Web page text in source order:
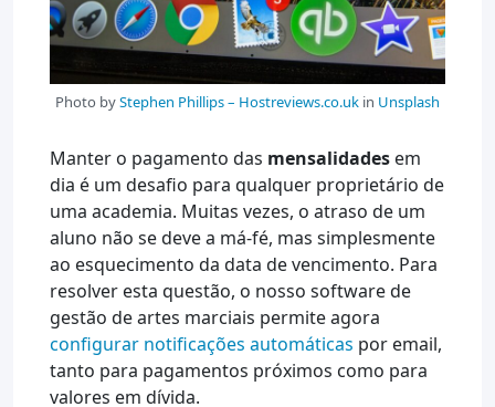
Photo byStephen Phillips – Hostreviews.co.uk in Unsplash
Manter o pagamento das mensalidades em
dia é um desafio para qualquer proprietário de
uma academia. Muitas vezes, o atraso de um
aluno não se deve a má-fé, mas simplesmente
ao esquecimento da data de vencimento. Para
resolver esta questão, o nosso software de
gestão de artes marciais permite agora
configurar notificações automáticas por email,
tanto para pagamentos próximos como para
valores em dívida.